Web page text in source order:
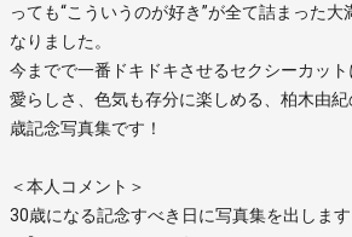
っても“こういうのが好き”が全て詰まった
なりました。
今までで一番ドキドキさせるセクシーカッ
愛らしさ、色気も存分に楽しめる、柏木由
歳記念写真集です！
＜本人コメント＞
30歳になる記念すべき日に写真集を出しま